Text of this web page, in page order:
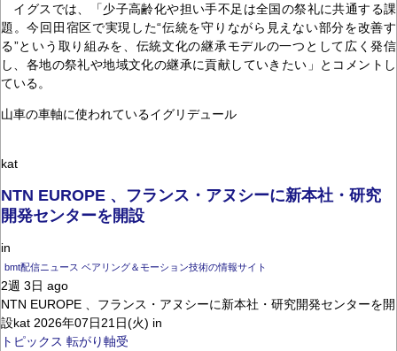
イグスでは、「少子高齢化や担い手不足は全国の祭礼に共通する課
題。今回田宿区で実現した“伝統を守りながら見えない部分を改善す
る”という取り組みを、伝統文化の継承モデルの一つとして広く発信
し、各地の祭礼や地域文化の継承に貢献していきたい」とコメントし
ている。
山車の車軸に使われているイグリデュール
kat
NTN EUROPE 、フランス・アヌシーに新本社・研究
開発センターを開設
in
bmt配信ニュース ベアリング＆モーション技術の情報サイト
2週 3日 ago
NTN EUROPE 、フランス・アヌシーに新本社・研究開発センターを開
設kat 2026年07日21日(火) in
トピックス 転がり軸受